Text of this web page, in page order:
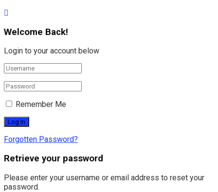
Welcome Back!
Login to your account below
Remember Me
Forgotten Password?
Retrieve your password
Please enter your username or email address to reset your
password.